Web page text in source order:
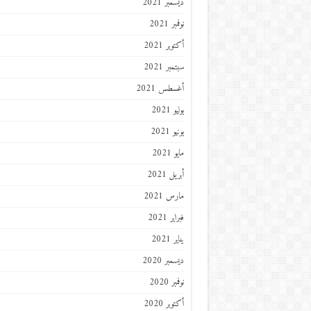
نوفمبر 2021
أكتوبر 2021
سبتمبر 2021
أغسطس 2021
يوليو 2021
يونيو 2021
مايو 2021
أبريل 2021
مارس 2021
فبراير 2021
يناير 2021
ديسمبر 2020
نوفمبر 2020
أكتوبر 2020